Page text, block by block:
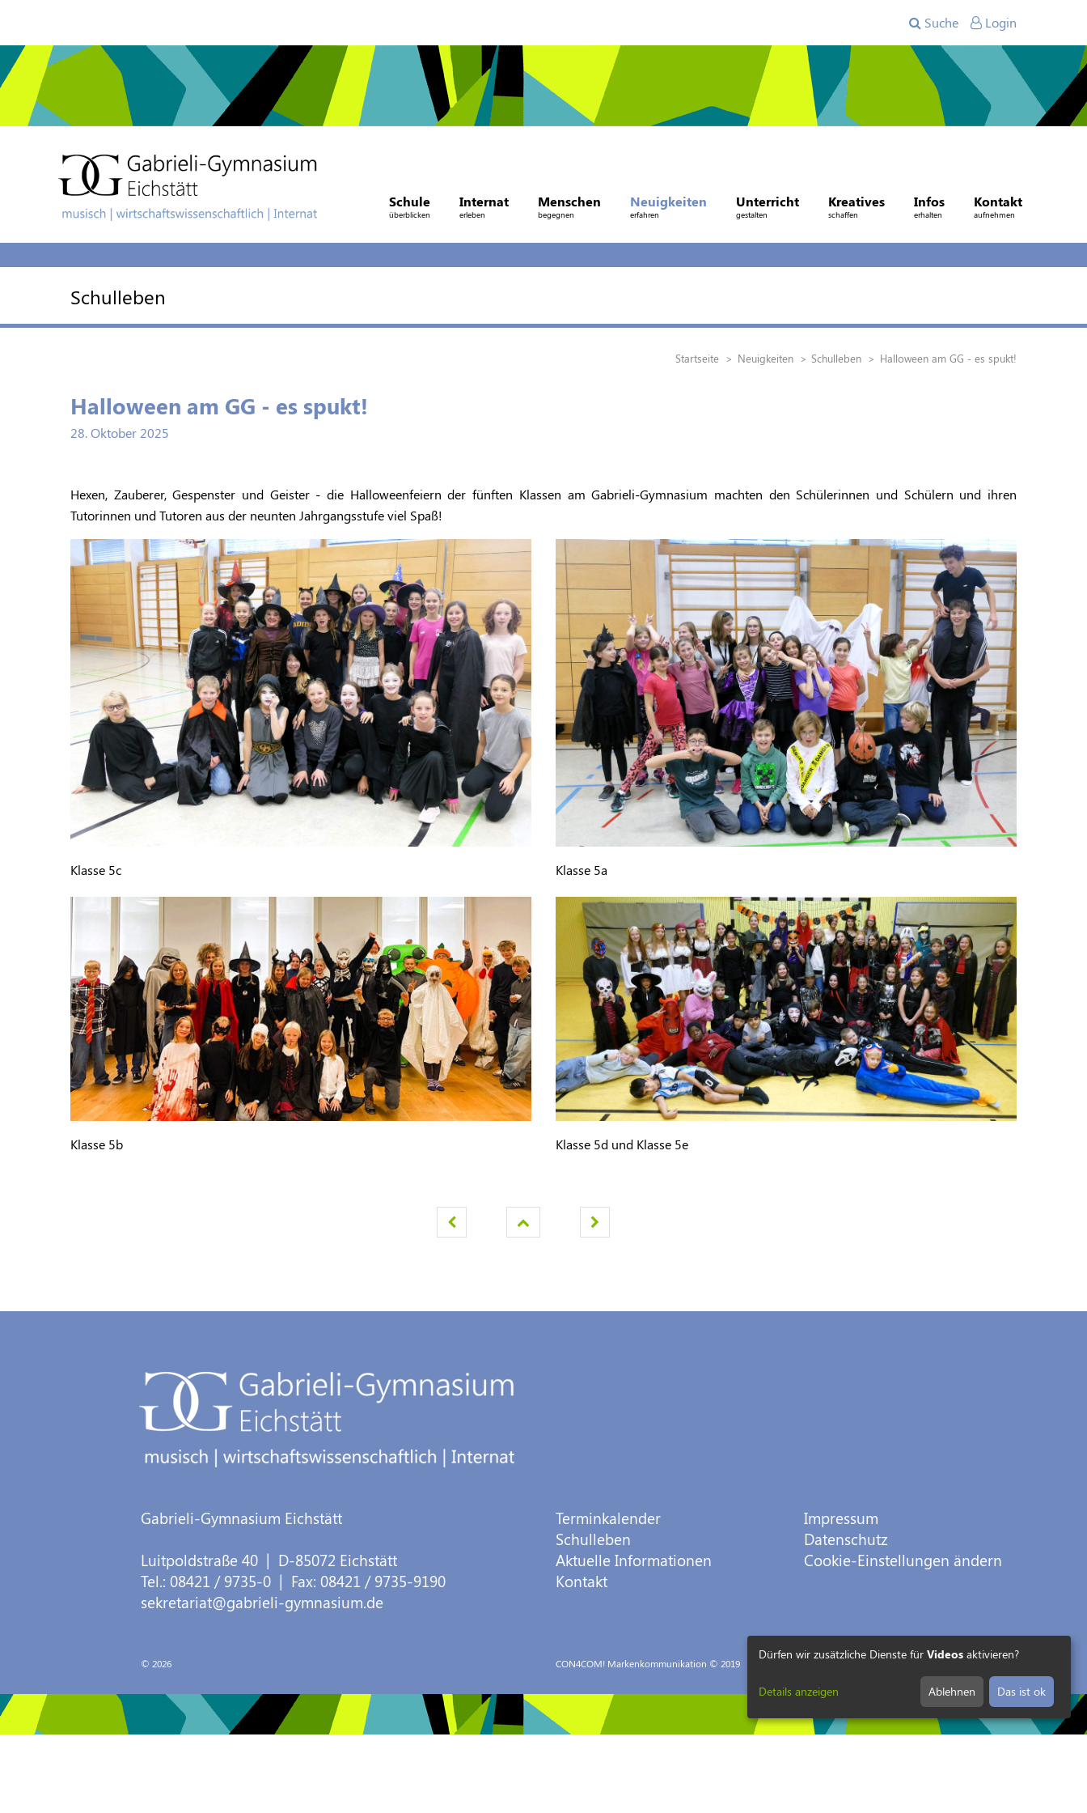
Suche Login
Schule
überblicken
Internat
erleben
Menschen
begegnen
Neuigkeiten
erfahren
Unterricht
gestalten
Kreatives
schaffen
Infos
erhalten
Kontakt
aufnehmen
Schulleben
Startseite Neuigkeiten Schulleben Halloween am GG - es spukt!
Halloween am GG - es spukt!
28. Oktober 2025
Hexen, Zauberer, Gespenster und Geister - die Halloweenfeiern der fünften Klassen am Gabrieli-Gymnasium machten den Schülerinnen und Schülern und ihren
Tutorinnen und Tutoren aus der neunten Jahrgangsstufe viel Spaß!
Klasse 5c Klasse 5a
Klasse 5b Klasse 5d und Klasse 5e
Gabrieli-Gymnasium Eichstätt
Luitpoldstraße 40 | D-85072 Eichstätt
Tel.:08421 / 9735-0 | Fax:08421 / 9735-9190
sekretariat@gabrieli-gymnasium.de
© 2026
Terminkalender
Schulleben
Aktuelle Informationen
Kontakt
CON4COM! Markenkommunikation © 2019
Impressum
Datenschutz
Cookie-Einstellungen ändern
Dürfen wir zusätzliche Dienste für Videos aktivieren?
Details anzeigen Ablehnen Das ist ok